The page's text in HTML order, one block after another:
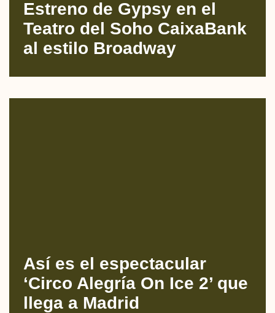
Estreno de Gypsy en el
Teatro del Soho CaixaBank
al estilo Broadway
Así es el espectacular
‘Circo Alegría On Ice 2’ que
llega a Madrid